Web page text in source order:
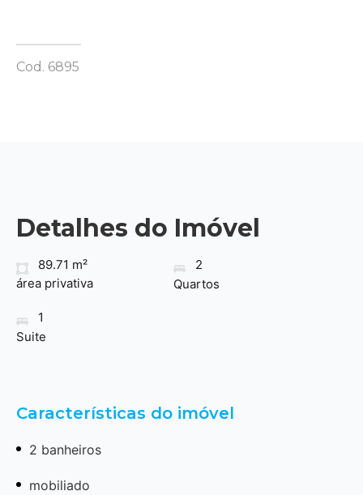
Cod. 6895
Detalhes do Imóvel
89.71 m²
área privativa
2
Quartos
1
Suite
Características do imóvel
2 banheiros
mobiliado